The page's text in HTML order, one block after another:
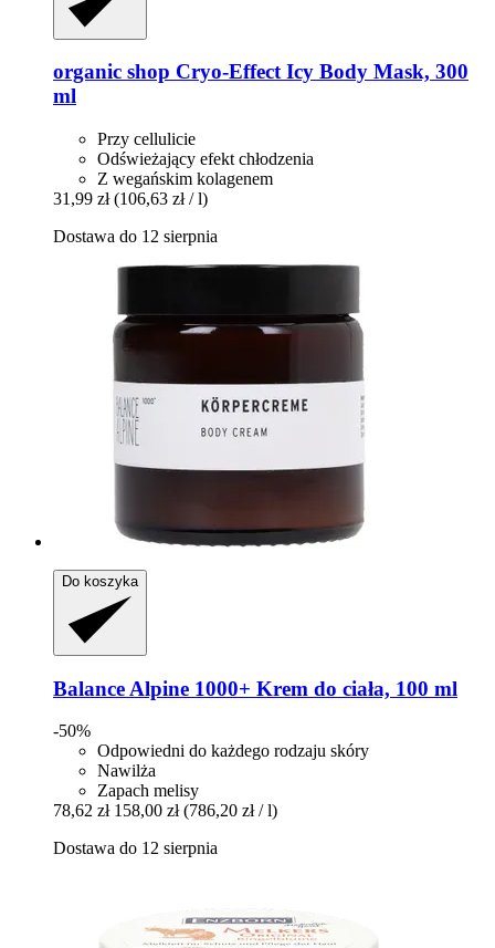
organic shop Cryo-​Effect Icy Body Mask, 300
ml
Przy cellulicie
Odświeżający efekt chłodzenia
Z wegańskim kolagenem
31,99 zł (106,63 zł / l)
Dostawa do 12 sierpnia
Do koszyka
Balance Alpine 1000+ Krem do ciała, 100 ml
-50%
Odpowiedni do każdego rodzaju skóry
Nawilża
Zapach melisy
78,62 zł 158,00 zł (786,20 zł / l)
Dostawa do 12 sierpnia